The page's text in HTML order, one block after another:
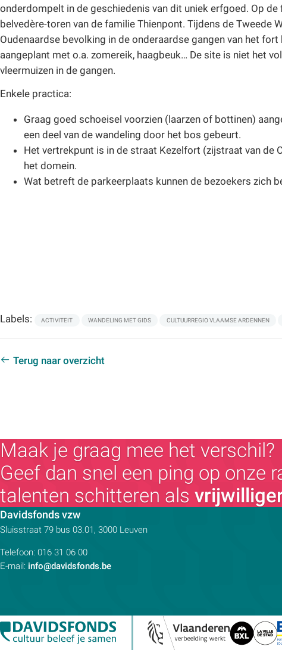
onderdompelt in de geschiedenis van dit uniek erfgoed. Op
belvedère-toren van de familie Thienpont. Tijdens de Tweede
Oudenaardse bevolking in de onderaardse gangen van het
aangeplant met o.a. zomereik, haagbeuk… De site is niet het
vleermuizen in de gangen.
Enkele practica:
Graag goed schoeisel voorzien (laarzen of bottinen)
een deel van de wandeling door het bos gebeurt.
Het vertrekpunt is in de straat Kezelfort (zijstraat van de
het domein.
Wat betreft de parkeerplaats kunnen de bezoekers zich
Labels: ACTIVITEIT WANDELING MET GIDS CULTUURREGIO VLAAMSE ARDENNEN
Terug naar overzicht
Maak je graag mee het verschil?
Geef dan snel een ping op onze
talenten schitteren als
Davidsfonds vzwContactpersoon:
Adres:
Sluisstraat 79 bus 03.01, 3000 Leuven
Telefoon: 016 31 06 00
E-mail: info@davidsfonds.be